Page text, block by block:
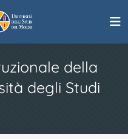
della
degli Studi